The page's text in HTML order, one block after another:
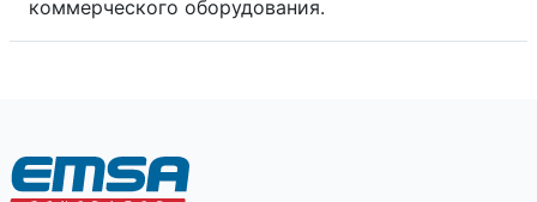
коммерческого оборудования.